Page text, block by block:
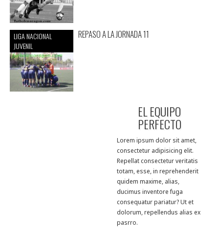
LIGA NACIONAL
JUVENIL
REPASO A LA JORNADA 11
EL EQUIPO
PERFECTO
Lorem ipsum dolor sit amet,
consectetur adipisicing elit.
Repellat consectetur veritatis
totam, esse, in reprehenderit
quidem maxime, alias,
ducimus inventore fuga
consequatur pariatur? Ut et
dolorum, repellendus alias ex
pasrro.